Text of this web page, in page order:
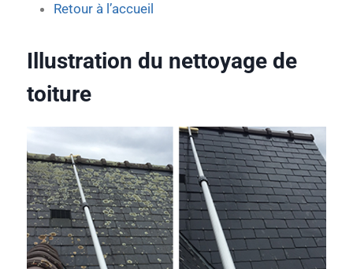
Retour à l’accueil
Illustration du nettoyage de
toiture